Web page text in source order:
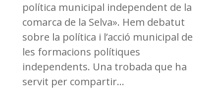
política municipal independent de la
comarca de la Selva». Hem debatut
sobre la política i l’acció municipal de
les formacions polítiques
independents. Una trobada que ha
servit per compartir...